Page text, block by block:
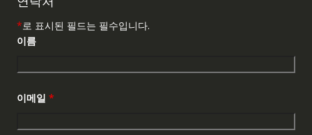
*로 표시된 필드는 필수입니다.
이름
이메일 *